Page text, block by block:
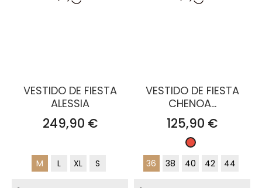
VESTIDO DE FIESTA
ALESSIA
Precio
249,90 €
M L XL S
VESTIDO DE FIESTA
CHENOA...
Precio
125,90 €
Rojo
36
38 40 42 44